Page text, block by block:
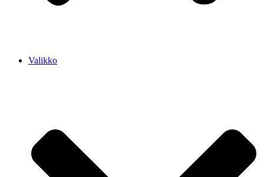
Valikko